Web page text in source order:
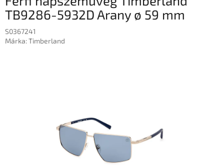
TB9286-5932D Arany ø 59 mm
S0367241
Márka:Timberland